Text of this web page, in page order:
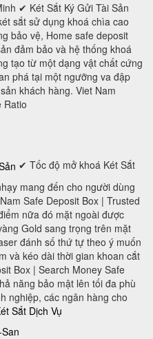
✔ Két Sắt Ký Gửi Tài Sản
sắt sử dụng khoá chìa cao
bảo vệ, Home safe deposit
đảm bảo và hệ thống khoá
tạo từ một dạng vật chất cứng
phá tại một ngưỡng va đập
khách hàng. Viet Nam
Ratio
✔ Tốc độ mở khoá Két Sắt
mang đến cho người dùng
Safe Deposit Box | Trusted
nữa đó mặt ngoài được
Gold sang trọng trên mặt
đánh số thứ tự theo ý muốn
và kéo dài thời gian khoan cắt
Box | Search Money Safe
năng bảo mật lên tối đa phù
nghiệp, các ngân hàng cho
Sắt Dịch Vụ